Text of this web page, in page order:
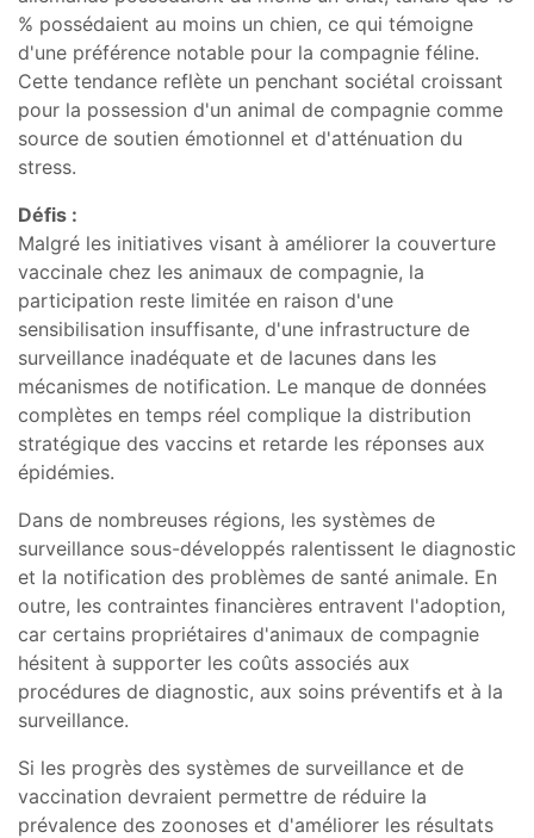
% possédaient au moins un chien, ce qui témoigne
d'une préférence notable pour la compagnie féline.
Cette tendance reflète un penchant sociétal croissant
pour la possession d'un animal de compagnie comme
source de soutien émotionnel et d'atténuation du
stress.
Défis :
Malgré les initiatives visant à améliorer la couverture
vaccinale chez les animaux de compagnie, la
participation reste limitée en raison d'une
sensibilisation insuffisante, d'une infrastructure de
surveillance inadéquate et de lacunes dans les
mécanismes de notification. Le manque de données
complètes en temps réel complique la distribution
stratégique des vaccins et retarde les réponses aux
épidémies.
Dans de nombreuses régions, les systèmes de
surveillance sous-développés ralentissent le diagnostic
et la notification des problèmes de santé animale. En
outre, les contraintes financières entravent l'adoption,
car certains propriétaires d'animaux de compagnie
hésitent à supporter les coûts associés aux
procédures de diagnostic, aux soins préventifs et à la
surveillance.
Si les progrès des systèmes de surveillance et de
vaccination devraient permettre de réduire la
prévalence des zoonoses et d'améliorer les résultats